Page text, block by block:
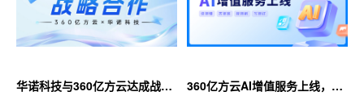
华诺科技与360亿方云达成战略
360亿方云AI增值服务上线，超